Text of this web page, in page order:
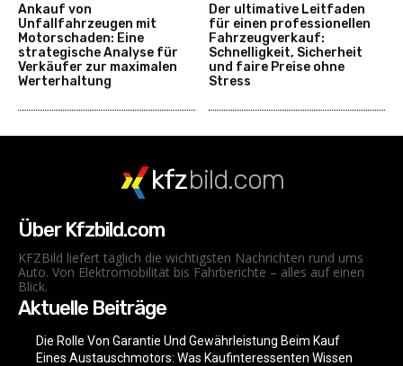
Ankauf von
Unfallfahrzeugen mit
Motorschaden: Eine
strategische Analyse für
Verkäufer zur maximalen
Werterhaltung
Der ultimative Leitfaden
für einen professionellen
Fahrzeugverkauf:
Schnelligkeit, Sicherheit
und faire Preise ohne
Stress
kfzbild.com
Über Kfzbild.com
KFZBild liefert täglich die wichtigsten Nachrichten rund ums
Auto. Von Elektromobilität bis Fahrberichte – alles auf einen
Blick.
Aktuelle Beiträge
Die Rolle Von Garantie Und Gewährleistung Beim Kauf
Eines Austauschmotors: Was Kaufinteressenten Wissen